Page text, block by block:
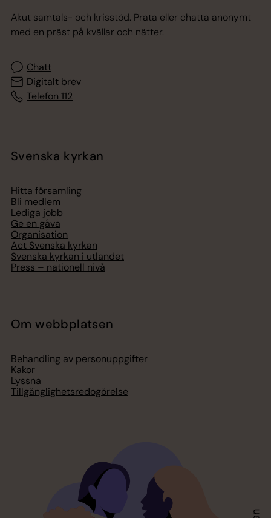
Akut samtals- och krisstöd. Prata eller chatta anonymt
med en präst på kvällar och nätter.
Chatt
Digitalt brev
Telefon 112
Svenska kyrkan
Hitta församling
Bli medlem
Lediga jobb
Ge en gåva
Organisation
Act Svenska kyrkan
Svenska kyrkan i utlandet
Press – nationell nivå
Om webbplatsen
Behandling av personuppgifter
Kakor
Lyssna
Tillgänglighetsredogörelse